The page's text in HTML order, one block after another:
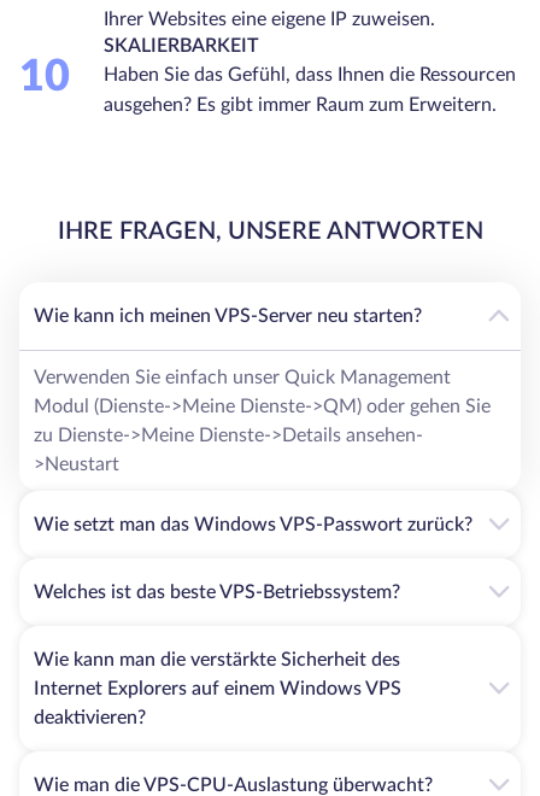
Ihrer Websites eine eigene IP zuweisen.
10
SKALIERBARKEIT
Haben Sie das Gefühl, dass Ihnen die Ressourcen
ausgehen? Es gibt immer Raum zum Erweitern.
IHRE FRAGEN, UNSERE ANTWORTEN
Wie kann ich meinen VPS-Server neu starten?
Verwenden Sie einfach unser Quick Management
Modul (Dienste->Meine Dienste->QM) oder gehen Sie
zu Dienste->Meine Dienste->Details ansehen-
>Neustart
Wie setzt man das Windows VPS-Passwort zurück?
Welches ist das beste VPS-Betriebssystem?
Wie kann man die verstärkte Sicherheit des
Internet Explorers auf einem Windows VPS
deaktivieren?
Wie man die VPS-CPU-Auslastung überwacht?